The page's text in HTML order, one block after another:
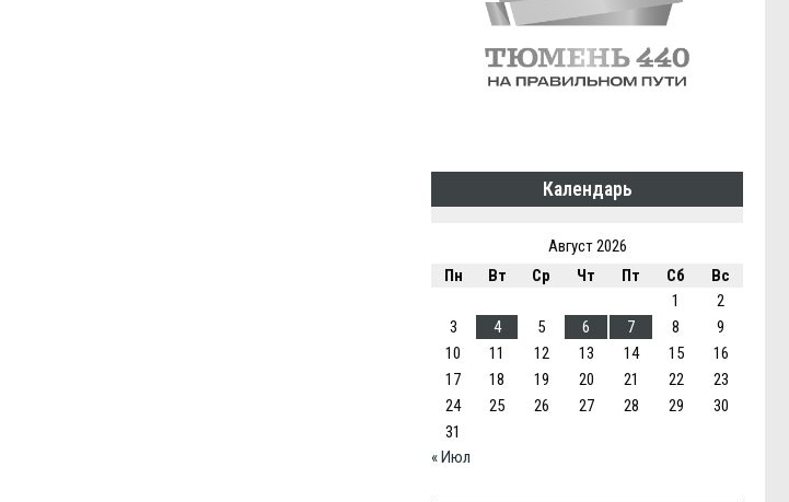
Календарь
Август 2026
Пн
Вт Ср Чт Пт Сб
Вс
1
2
3
4 5 6 7 8
9
10
11 12 13 14 15
16
17
18 19 20 21 22
23
24
25 26 27 28 29
30
31
« Июл